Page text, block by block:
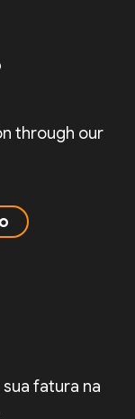
through our
fatura na